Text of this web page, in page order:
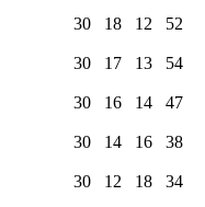
30 18 12 52
30 17 13 54
30 16 14 47
30 14 16 38
30 12 18 34